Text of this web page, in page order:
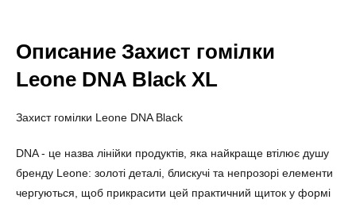
Описание Захист гомілки
Leone DNA Black XL
Захист гомілки Leone DNA Black
DNA - це назва лінійки продуктів, яка найкраще втілює душу
бренду Leone: золоті деталі, блискучі та непрозорі елементи
чергуються, щоб прикрасити цей практичний щиток у формі